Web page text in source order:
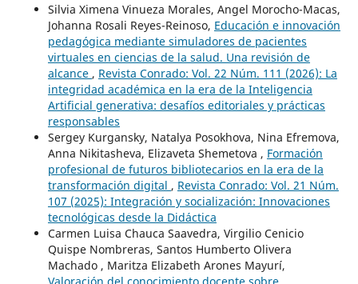
Silvia Ximena Vinueza Morales, Angel Morocho-Macas,
Johanna Rosali Reyes-Reinoso, Educación e innovación
pedagógica mediante simuladores de pacientes
virtuales en ciencias de la salud. Una revisión de
alcance , Revista Conrado: Vol. 22 Núm. 111 (2026): La
integridad académica en la era de la Inteligencia
Artificial generativa: desafíos editoriales y prácticas
responsables
Sergey Kurgansky, Natalya Posokhova, Nina Efremova,
Anna Nikitasheva, Elizaveta Shemetova , Formación
profesional de futuros bibliotecarios en la era de la
transformación digital , Revista Conrado: Vol. 21 Núm.
107 (2025): Integración y socialización: Innovaciones
tecnológicas desde la Didáctica
Carmen Luisa Chauca Saavedra, Virgilio Cenicio
Quispe Nombreras, Santos Humberto Olivera
Machado , Maritza Elizabeth Arones Mayurí,
Valoración del conocimiento docente sobre